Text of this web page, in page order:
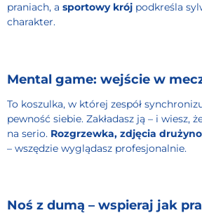
praniach, a sportowy krój podkreśla
charakter.
Mental game: wejście w
To koszulka, w której zespół
pewność siebie. Zakładasz ją – i wiesz,
na serio. Rozgrzewka, zdjęcia
– wszędzie wyglądasz profesjonalnie.
Noś z dumą – wspieraj jak